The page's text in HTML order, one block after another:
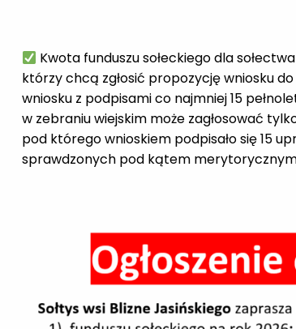
Kwota funduszu sołeckiego dla
którzy chcą zgłosić propozycję wniosku
wniosku z podpisami co najmniej 15
w zebraniu wiejskim może zagłosować
pod którego wnioskiem podpisało się 15
sprawdzonych pod kątem